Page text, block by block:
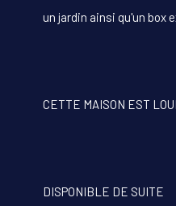
un jardin ainsi qu'un box
CETTE MAISON EST
DISPONIBLE DE SUITE